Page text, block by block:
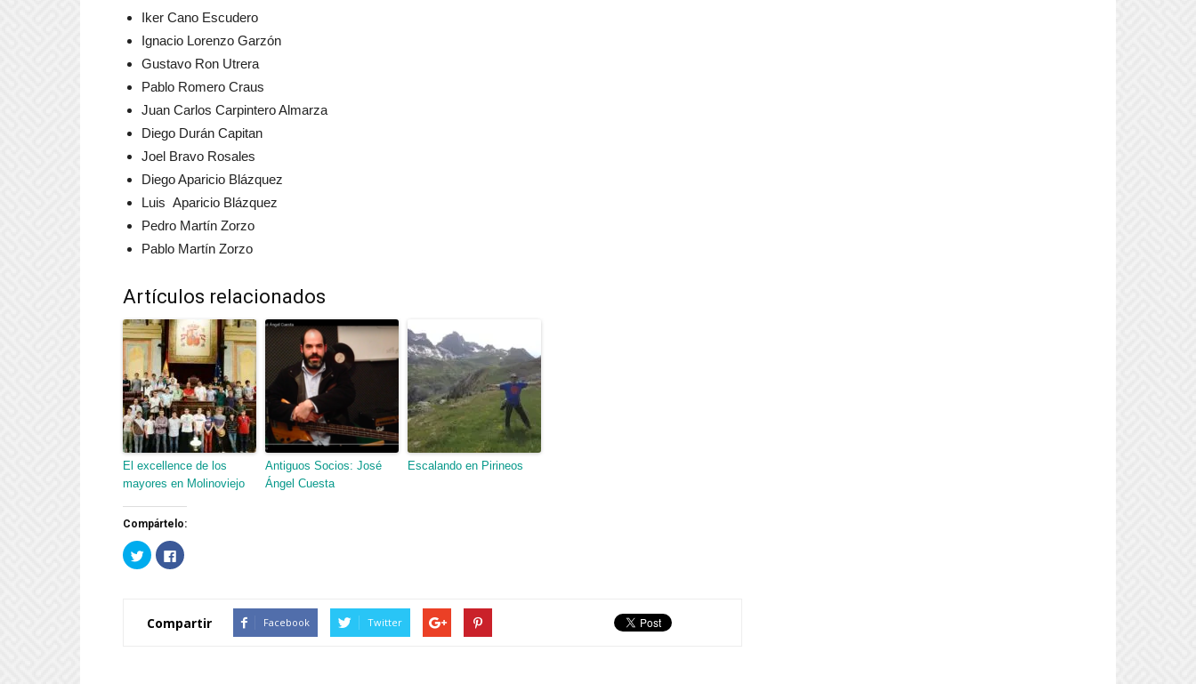
Iker Cano Escudero
Ignacio Lorenzo Garzón
Gustavo Ron Utrera
Pablo Romero Craus
Juan Carlos Carpintero Almarza
Diego Durán Capitan
Joel Bravo Rosales
Diego Aparicio Blázquez
Luis Aparicio Blázquez
Pedro Martín Zorzo
Pablo Martín Zorzo
Artículos relacionados
El excellence de los
mayores en Molinoviejo
Antiguos Socios: José
Ángel Cuesta
Escalando en Pirineos
Compártelo:
Haz
clic
para
(Se
abre
Haz
clic
abre
Compartir Facebook Twitter